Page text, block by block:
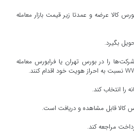
لاماری ایما و... در بستر بورس کالا عرضه و عمدتا زیر قیمت بازار معامله
بگیرد.
را در بورس تهران یا فرابورس معامله
را انتخاب کند.
کالا قابل مشاهده و دریافت است.
مراجعه کند.